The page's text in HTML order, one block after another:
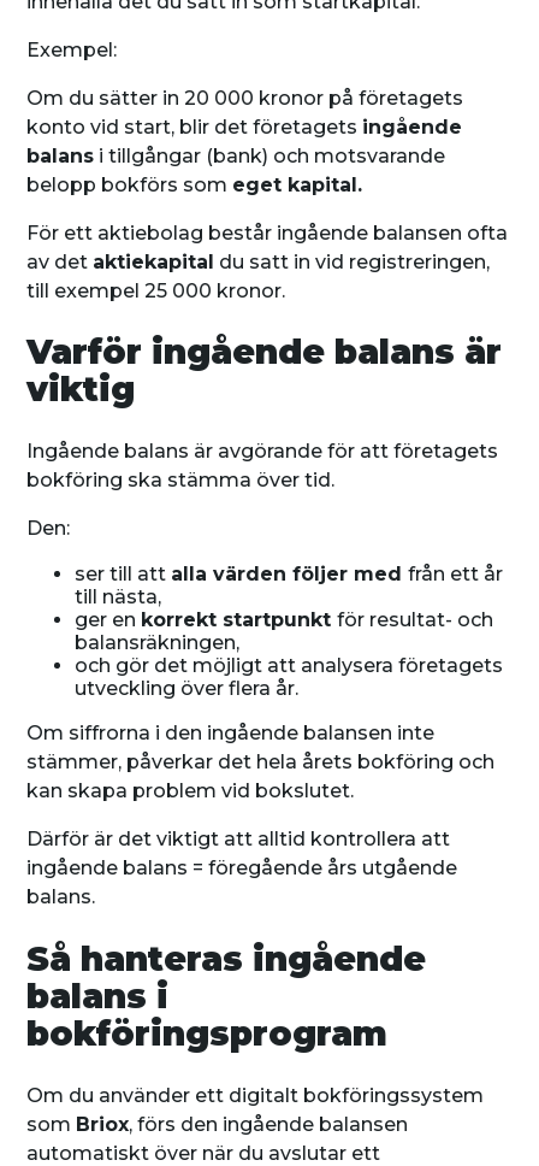
Exempel:
Om du sätter in 20 000 kronor på företagets
konto vid start, blir det företagets ingående
balans i tillgångar (bank) och motsvarande
belopp bokförs som eget kapital.
För ett aktiebolag består ingående balansen ofta
av det aktiekapital du satt in vid registreringen,
till exempel 25 000 kronor.
Varför ingående balans är
viktig
Ingående balans är avgörande för att företagets
bokföring ska stämma över tid.
Den:
ser till att alla värden följer medfrån ett år
till nästa,
ger en korrekt startpunktför resultat- och
balansräkningen,
och gör det möjligt att analysera företagets
utveckling över flera år.
Om siffrorna i den ingående balansen inte
stämmer, påverkar det hela årets bokföring och
kan skapa problem vid bokslutet.
Därför är det viktigt att alltid kontrollera att
ingående balans = föregående års utgående
balans.
Så hanteras ingående
balans i
bokföringsprogram
Om du använder ett digitalt bokföringssystem
som Briox, förs den ingående balansen
automatiskt över när du avslutar ett